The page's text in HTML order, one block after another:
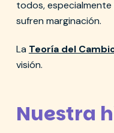
todos,
sufren marginación.
La Teoría del
visión.
Nuestra